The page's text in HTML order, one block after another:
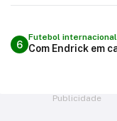
6
Futebol internacional
Com Endrick em
Publicidade